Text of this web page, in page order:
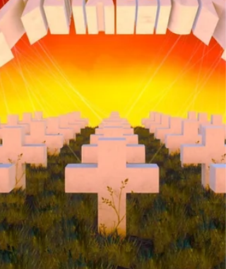
sürecindeki kırılma anlarını konuştuk. Röportaj: Alp
Yiğit Doğancan The Used, 25 yılı aşkın süredir
varlığını sürdüren ve müzikal anlamda iz bırakmış
bir grup. 2018'den beri 8 yıldır grubun üyesisiniz.
Bu 8 yılı nasıl değerlendirirsiniz? - Şimdiye kadar
inanılmaz bir yolculuk oldu. Grubun